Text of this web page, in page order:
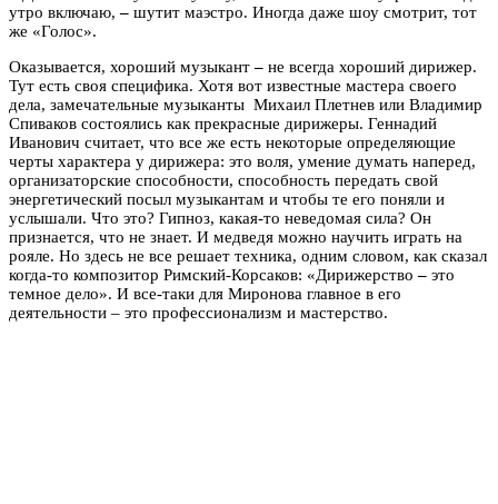
утро включаю,– шутит маэстро. Иногда даже шоу смотрит, тот
же «Голос».
Оказывается, хороший музыкант– не всегда хороший дирижер.
Тут есть своя специфика. Хотя вот известные мастера своего
дела, замечательные музыканты Михаил Плетнев или Владимир
Спиваков состоялись как прекрасные дирижеры. Геннадий
Иванович считает, что все же есть некоторые определяющие
черты характера у дирижера: это воля, умение думать наперед,
организаторские способности, способность передать свой
энергетический посыл музыкантам и чтобы те его поняли и
услышали. Что это? Гипноз, какая-то неведомая сила? Он
признается, что не знает. И медведя можно научить играть на
рояле. Но здесь не все решает техника, одним словом, как сказал
когда-то композитор Римский-Корсаков: «Дирижерство– это
темное дело». И все-таки для Миронова главное в его
деятельности – это профессионализм и мастерство.